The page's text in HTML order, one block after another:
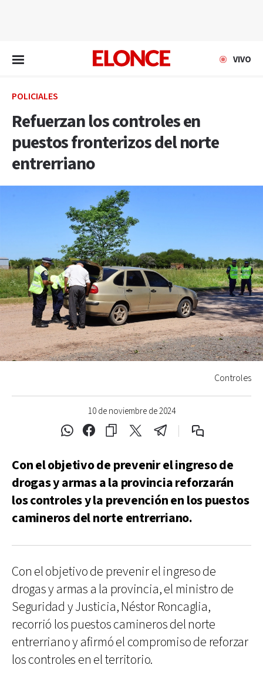
VIVO
POLICIALES
Refuerzan los controles en
puestos fronterizos del norte
entrerriano
10 de noviembre de 2024
Controles
Con el objetivo de prevenir el ingreso de
drogas y armas a la provincia reforzarán
los controles y la prevención en los puestos
camineros del norte entrerriano.
Con el objetivo de prevenir el ingreso de
drogas y armas a la provincia, el ministro de
Seguridad y Justicia, Néstor Roncaglia,
recorrió los puestos camineros del norte
entrerriano y afirmó el compromiso de reforzar
los controles en el territorio.